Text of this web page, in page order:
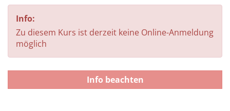
Info:
Zu diesem Kurs ist derzeit keine Online-Anmeldung
möglich
Info beachten